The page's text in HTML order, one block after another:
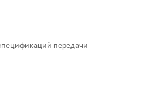
передачи